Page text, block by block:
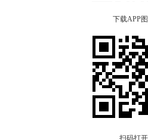
下载APP
扫码打开